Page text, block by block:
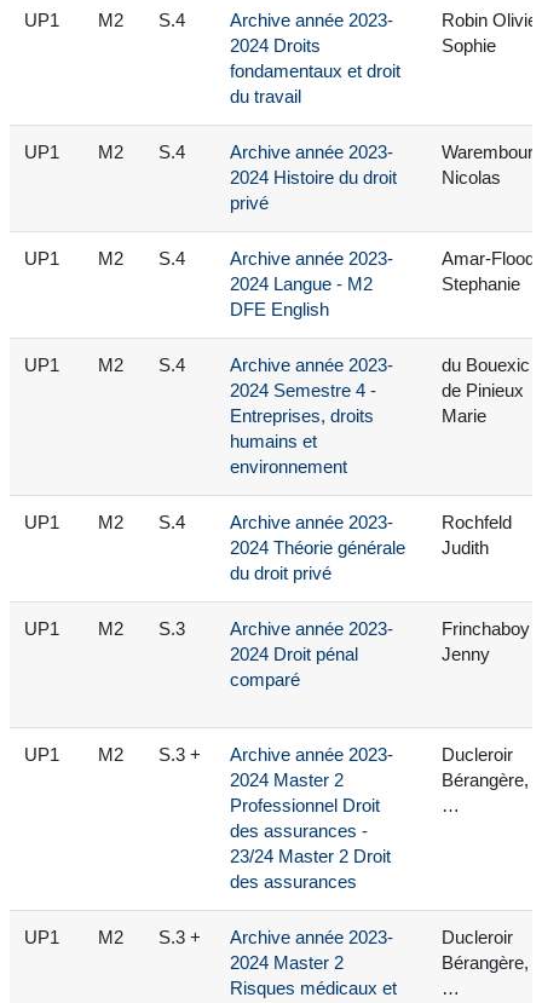
UP1 M2 S.4
Archive année 2023-
2024 Droits
fondamentaux et droit
du travail
Robin Olivier
Sophie
UP1 M2 S.4
Archive année 2023-
2024 Histoire du droit
privé
Warembourg
Nicolas
UP1 M2 S.4
Archive année 2023-
2024 Langue - M2
DFE English
Amar-Flood
Stephanie
UP1 M2 S.4
Archive année 2023-
2024 Semestre 4 -
Entreprises, droits
humains et
environnement
du Bouexic
de Pinieux
Marie
UP1 M2 S.4
Archive année 2023-
2024 Théorie générale
du droit privé
Rochfeld
Judith
UP1 M2 S.3
Archive année 2023-
2024 Droit pénal
comparé
Frinchaboy
Jenny
UP1 M2 S.3 +
Archive année 2023-
2024 Master 2
Professionnel Droit
des assurances -
23/24 Master 2 Droit
des assurances
Ducleroir
Bérangère,
…
UP1 M2 S.3 +
Archive année 2023-
2024 Master 2
Risques médicaux et
Ducleroir
Bérangère,
…